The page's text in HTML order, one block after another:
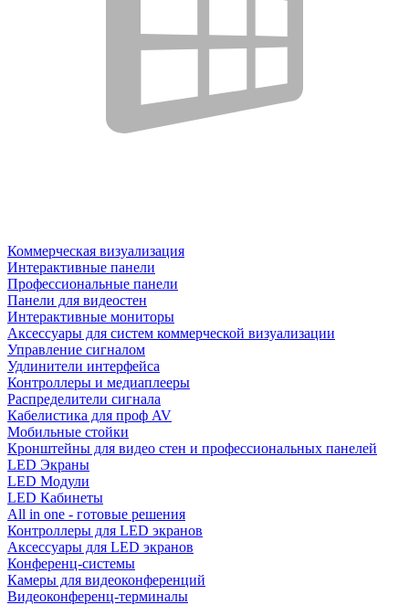
Коммерческая визуализация
Интерактивные панели
Профессиональные панели
Панели для видеостен
Интерактивные мониторы
Аксессуары для систем коммерческой визуализации
Управление сигналом
Удлинители интерфейса
Контроллеры и медиаплееры
Распределители сигнала
Кабелистика для проф AV
Мобильные стойки
Кронштейны для видео стен и профессиональных панелей
LED Экраны
LED Модули
LED Кабинеты
All in one - готовые решения
Контроллеры для LED экранов
Аксессуары для LED экранов
Конференц-системы
Камеры для видеоконференций
Видеоконференц-терминалы